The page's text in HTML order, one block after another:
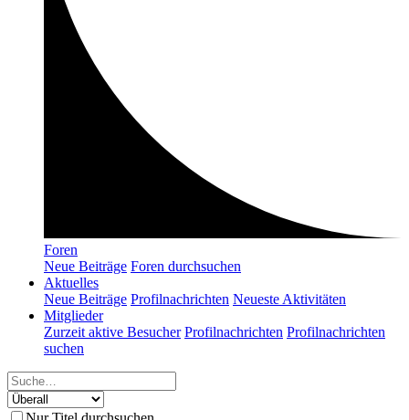
Foren
Neue Beiträge Foren durchsuchen
Aktuelles
Neue Beiträge Profilnachrichten Neueste Aktivitäten
Mitglieder
Zurzeit aktive Besucher Profilnachrichten Profilnachrichten
suchen